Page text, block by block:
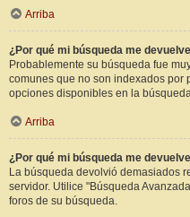
Arriba
¿Por qué mi búsqueda me
Probablemente su búsqueda fue
comunes que no son indexados por
opciones disponibles en la
Arriba
¿Por qué mi búsqueda me
La búsqueda devolvió demasiados
servidor. Utilice "Búsqueda
foros de su búsqueda.